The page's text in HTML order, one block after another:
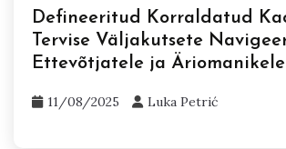
Defineeritud Korraldatud
Tervise Väljakutsete
Ettevõtjatele ja Äriomanikele
11/08/2025 Luka Petrić